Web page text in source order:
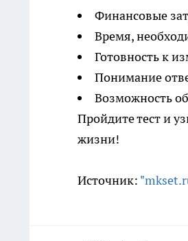
Финансовые
Время,
Готовность к
Понимание
Возможность
Пройдите тест и
жизни!
Источник: